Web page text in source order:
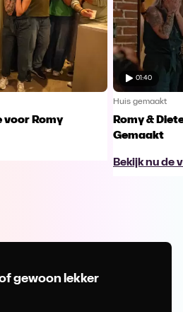
voor Romy
01:40
Huis gemaakt
Romy &
Gemaakt
Bekijk nu de
gewoon lekker